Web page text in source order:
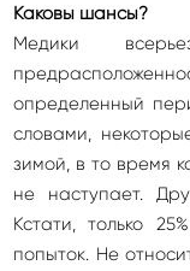
Каковы шансы?
Медики
определенный
словами,
зимой, в то время
не наступает.
Кстати, только
попыток. Не